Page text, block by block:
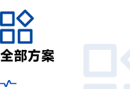
全部方案